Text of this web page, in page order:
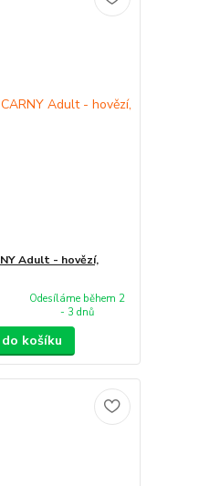
Adult - hovězí,
Odesíláme během 2
- 3 dnů
košíku